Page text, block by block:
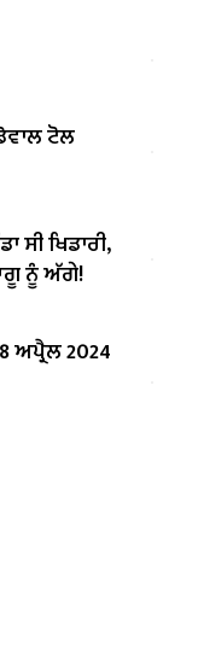
ਟੋਲ
ਸੀ ਖਿਡਾਰੀ,
ਨੂੰ ਅੱਗੇ!
ਅਪ੍ਰੈਲ 2024